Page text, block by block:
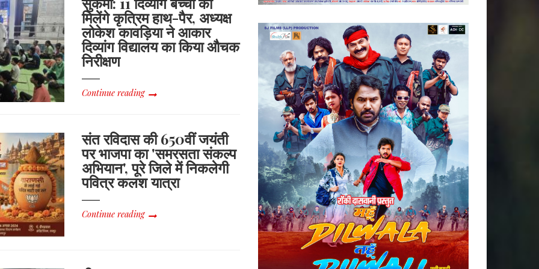
मिलेंगे कृत्रिम हाथ-पैर, अध्यक्ष
लोकेश कावड़िया ने आकार
दिव्यांग विद्यालय का किया औचक
निरीक्षण
Continue reading
संत रविदास की 650वीं जयंती
पर भाजपा का 'समरसता संकल्प
अभियान', पूरे जिले में निकलेगी
पवित्र कलश यात्रा
Continue reading